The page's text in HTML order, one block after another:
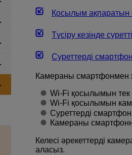
Қосылым ақпаратын
Түсіру кезінде
Суреттерді
Камераны смартфонмен
Wi-Fi қосылымын
Wi-Fi қосылымын
Суреттерді
Камераны
Келесі әрекеттерді
аласыз.